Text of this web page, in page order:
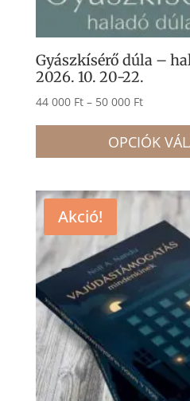
Gyászkísérő dúla –
2026. 10. 20-22.
44 000 Ft – 50 000 Ft
000 Ft
-
000 Ft
OPCIÓK
Akció!